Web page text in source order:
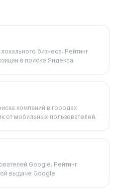
бизнеса. Рейтинг
в поиске Яндекса.
компаний в городах
от мобильных пользователей.
Google. Рейтинг
выдаче Google.